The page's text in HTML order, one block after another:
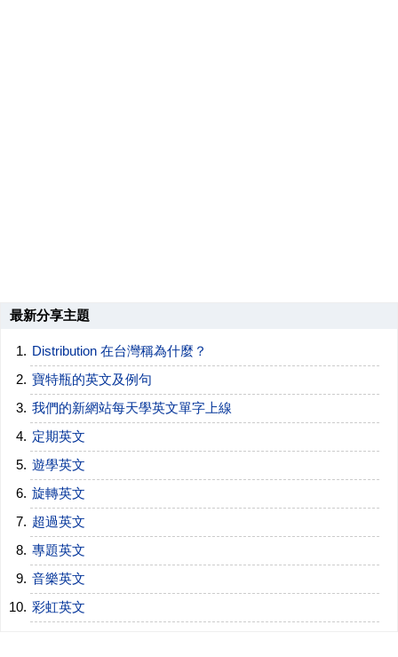
最新分享主題
Distribution 在台灣稱為什麼？
寶特瓶的英文及例句
我們的新網站每天學英文單字上線
定期英文
遊學英文
旋轉英文
超過英文
專題英文
音樂英文
彩虹英文